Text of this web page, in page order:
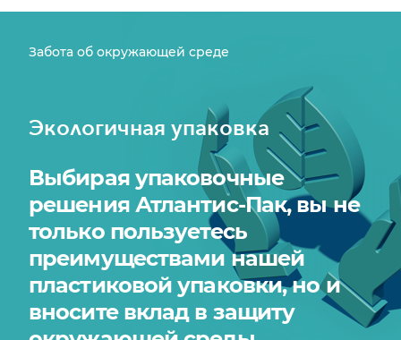
Забота об окружающей среде
Экологичная упаковка
Выбирая упаковочные
решения Атлантис-Пак, вы не
только пользуетесь
преимуществами нашей
пластиковой упаковки, но и
вносите вклад в защиту